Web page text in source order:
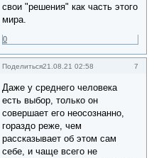
свои "решения" как часть этого
мира.
0
Поделиться 7
21.08.21 02:58
Даже у среднего человека
есть выбор, только он
совершает его неосознанно,
гораздо реже, чем
рассказывает об этом сам
себе, и чаще всего не